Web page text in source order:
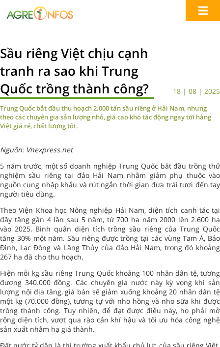
Sầu riêng Việt chịu cạnh
tranh ra sao khi Trung
Quốc trồng thành công?
18 | 08 | 2025
Trung Quốc bắt đầu thu hoạch 2.000 tấn sầu riêng ở Hải Nam, nhưng
theo các chuyên gia sản lượng nhỏ, giá cao khó tác động ngay tới hàng
Việt giá rẻ, chất lượng tốt.
Nguồn: Vnexpress.net
5 năm trước, một số doanh nghiệp Trung Quốc bắt đầu trồng thử
nghiệm sầu riêng tại đảo Hải Nam nhằm giảm phụ thuộc vào
nguồn cung nhập khẩu và rút ngắn thời gian đưa trái tươi đến tay
người tiêu dùng.
Theo Viện Khoa học Nông nghiệp Hải Nam, diện tích canh tác tại
đây tăng gần 4 lần sau 5 năm, từ 700 ha năm 2000 lên 2.600 ha
vào 2025. Bình quân diện tích trồng sầu riêng của Trung Quốc
tăng 30% một năm. Sầu riêng được trồng tại các vùng Tam Á, Bảo
Đình, Lạc Đông và Lăng Thủy của đảo Hải Nam, trong đó khoảng
267 ha đã cho thu hoạch.
Hiện mỗi kg sầu riêng Trung Quốc khoảng 100 nhân dân tệ, tương
đương 340.000 đồng. Các chuyên gia nước này kỳ vọng khi sản
lượng nội địa tăng, giá bán sẽ giảm xuống khoảng 20 nhân dân tệ
một kg (70.000 đồng), tương tự với nho hồng và nho sữa khi được
trồng thành công. Tuy nhiên, để đạt được điều này, họ phải mở
rộng diện tích, vượt qua rào cản khí hậu và tối ưu hóa công nghệ
sản xuất nhằm hạ giá thành.